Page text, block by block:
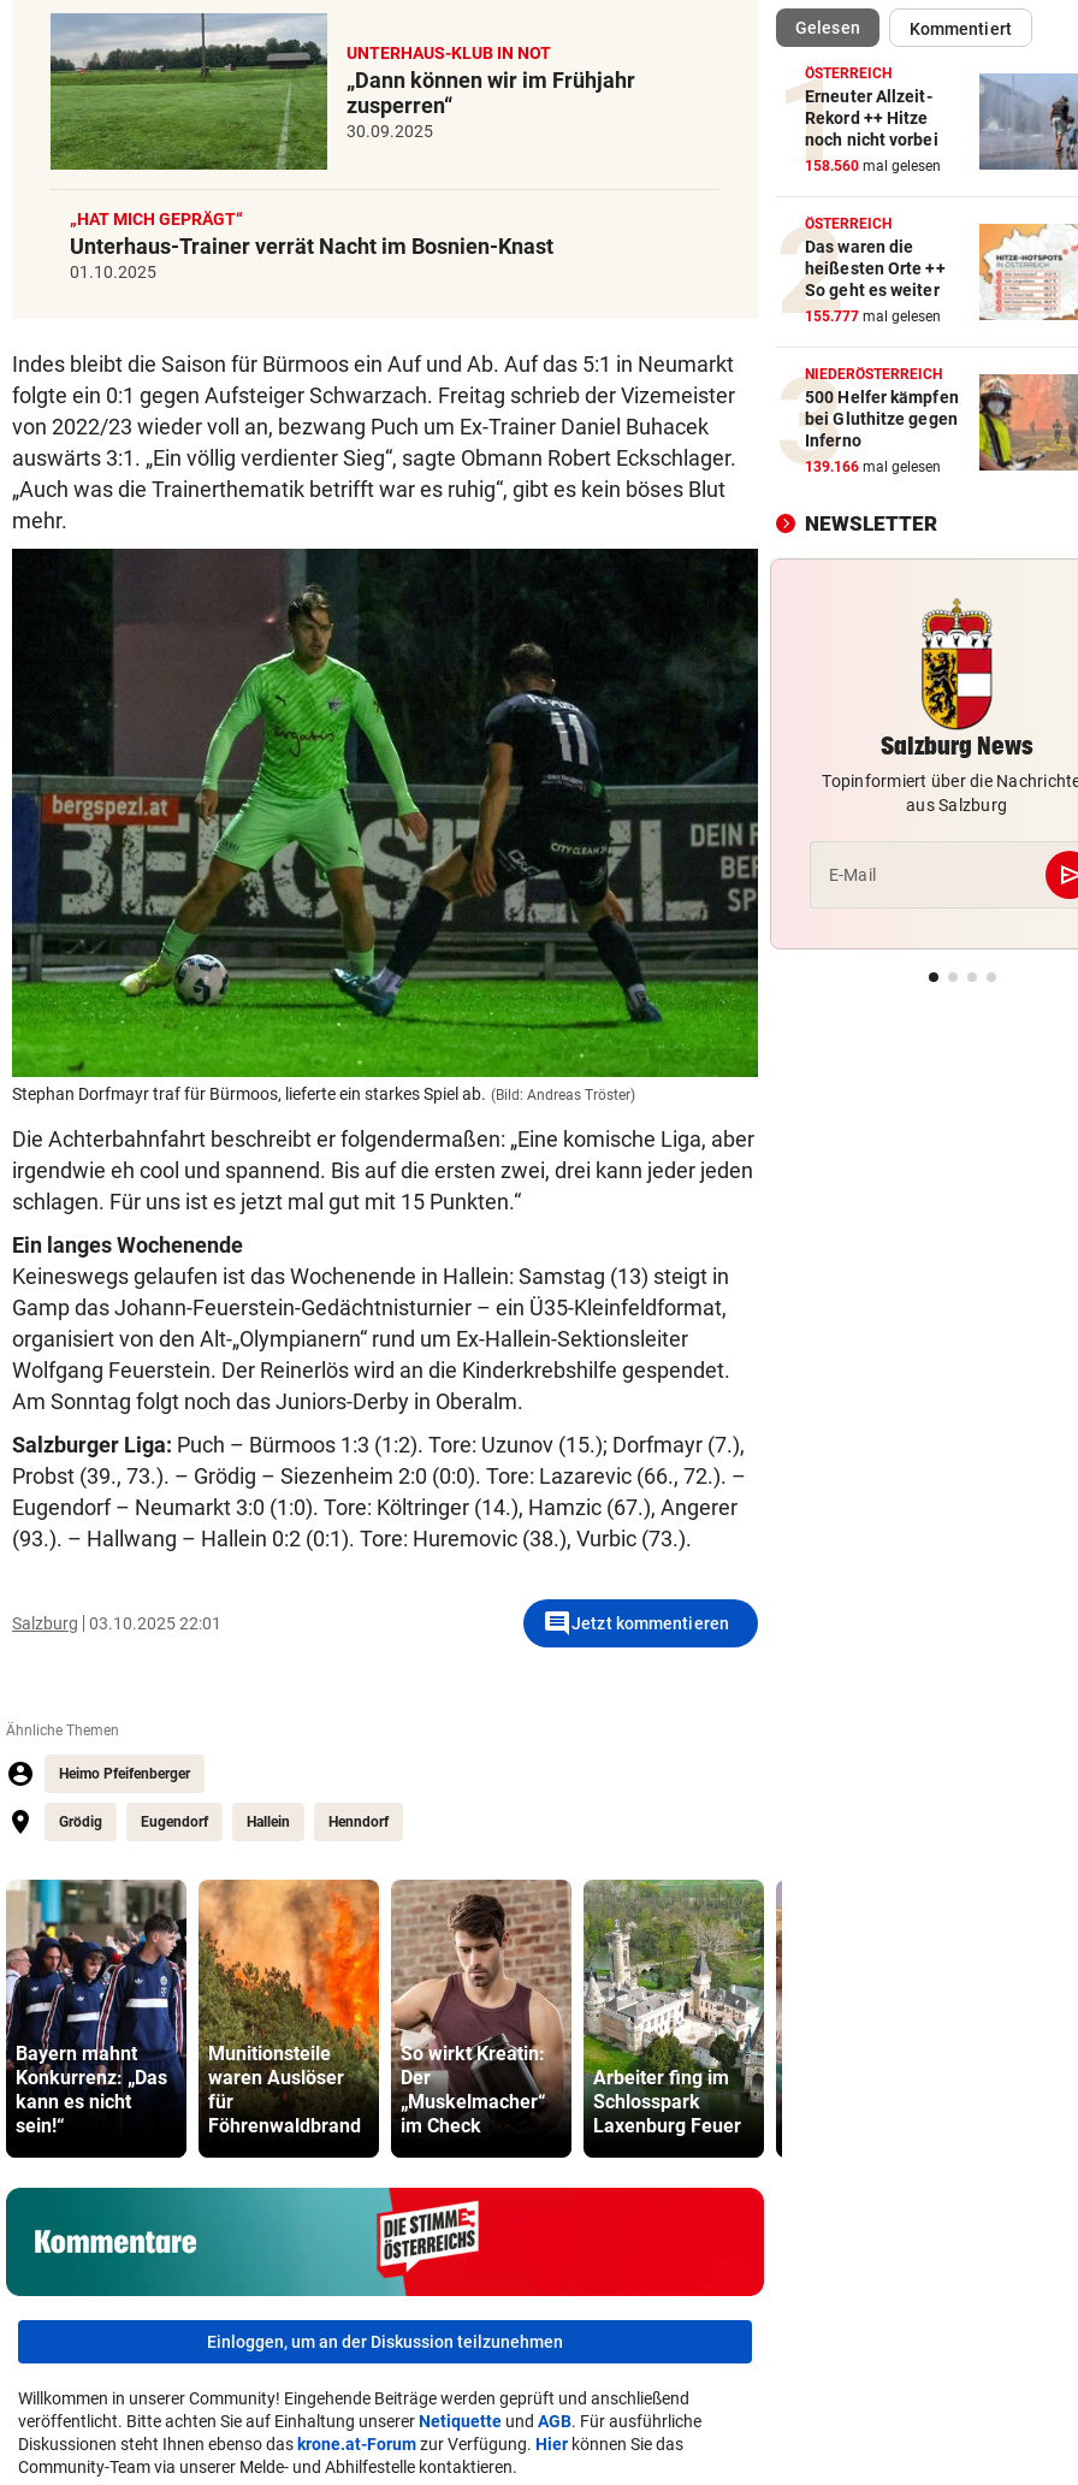
UNTERHAUS-KLUB IN NOT
„Dann können wir im Frühjahr
zusperren“
30.09.2025
„HAT MICH GEPRÄGT“
Unterhaus-Trainer verrät Nacht im Bosnien-Knast
01.10.2025
Indes bleibt die Saison für Bürmoos ein Auf und Ab. Auf das 5:1 in Neumarkt
folgte ein 0:1 gegen Aufsteiger Schwarzach. Freitag schrieb der Vizemeister
von 2022/23 wieder voll an, bezwang Puch um Ex-Trainer Daniel Buhacek
auswärts 3:1. „Ein völlig verdienter Sieg“, sagte Obmann Robert Eckschlager.
„Auch was die Trainerthematik betrifft war es ruhig“, gibt es kein böses Blut
mehr.
Stephan Dorfmayr traf für Bürmoos, lieferte ein starkes Spiel ab. (Bild: Andreas Tröster)
Die Achterbahnfahrt beschreibt er folgendermaßen: „Eine komische Liga, aber
irgendwie eh cool und spannend. Bis auf die ersten zwei, drei kann jeder jeden
schlagen. Für uns ist es jetzt mal gut mit 15 Punkten.“
Ein langes Wochenende
Keineswegs gelaufen ist das Wochenende in Hallein: Samstag (13) steigt in
Gamp das Johann-Feuerstein-Gedächtnisturnier – ein Ü35-Kleinfeldformat,
organisiert von den Alt-„Olympianern“ rund um Ex-Hallein-Sektionsleiter
Wolfgang Feuerstein. Der Reinerlös wird an die Kinderkrebshilfe gespendet.
Am Sonntag folgt noch das Juniors-Derby in Oberalm.
Salzburger Liga: Puch – Bürmoos 1:3 (1:2). Tore: Uzunov (15.); Dorfmayr (7.),
Probst (39., 73.). – Grödig – Siezenheim 2:0 (0:0). Tore: Lazarevic (66., 72.). –
Eugendorf – Neumarkt 3:0 (1:0). Tore: Költringer (14.), Hamzic (67.), Angerer
(93.). – Hallwang – Hallein 0:2 (0:1). Tore: Huremovic (38.), Vurbic (73.).
Salzburg 03.10.2025 22:01 commentJetzt kommentieren
Ähnliche Themen
Heimo Pfeifenberger
Grödig Eugendorf Hallein Henndorf
Bayern mahnt
Konkurrenz: „Das
kann es nicht
sein!“
Munitionsteile
waren Auslöser
für
Föhrenwaldbrand
So wirkt Kreatin:
Der
„Muskelmacher“
im Check
Arbeiter fing im
Schlosspark
Laxenburg Feuer
Einloggen, um an der Diskussion teilzunehmen
Willkommen in unserer Community! Eingehende Beiträge werden geprüft und anschließend
veröffentlicht. Bitte achten Sie auf Einhaltung unsererNetiquette und AGB. Für ausführliche
Diskussionen steht Ihnen ebenso das krone.at-Forumzur Verfügung. Hier können Sie das
Community-Team via unserer Melde- und Abhilfestelle kontaktieren.
Joker Tabakovic führt
Last-Minute-Sieg
ORKAN, KEIN STROM & CO vor
Skurrilitäten in der Red Bull
häufen sich
Irre! Salzburg – Pafos wegen
Sintflut unterbrochen
WAS FÜR EINE KLATSCHE! vor
TV-Star geht mit Kanzler
hart ins Gericht
ZAHLREICHE EINSÄTZE vor
Bach wurde in Pinzgauer Ort
PAUSENGESPRÄCH
Kissin kennt bei den
LEIPZIGS SEIWALD
„Er ist wie der Liebling aller
Schwiegermütter!“
Gelesen(ausgewählt)Kommentiert
ÖSTERREICH
Erneuter Allzeit-
Rekord ++ Hitze
noch nicht vorbei
158.560 mal gelesen
ÖSTERREICH
Das waren die
heißesten Orte ++
So geht es weiter
155.777 mal gelesen
NIEDERÖSTERREICH
500 Helfer kämpfen
bei Gluthitze gegen
Inferno
139.166 mal gelesen
NEWSLETTER
Salzburg News
Topinformiert über die
aus Salzburg
E-Mail